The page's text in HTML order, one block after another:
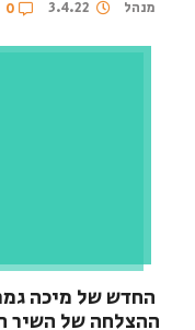
מנהל 3.4.22
0
החדש של מיכה
ההצלחה של השיר